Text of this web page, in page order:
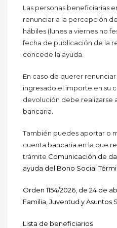
Las personas beneficiarias
renunciar a la percepción
hábiles (lunes a viernes no
fecha de publicación de la
concede la ayuda.
En caso de querer
ingresado el importe en su
devolución debe realizarse
bancaria.
También puedes aportar o
cuenta bancaria en la que
trámite Comunicación de
ayuda del Bono Social
Orden 1154/2026, de 24 de
Familia, Juventud y Asuntos
Lista de beneficiarios